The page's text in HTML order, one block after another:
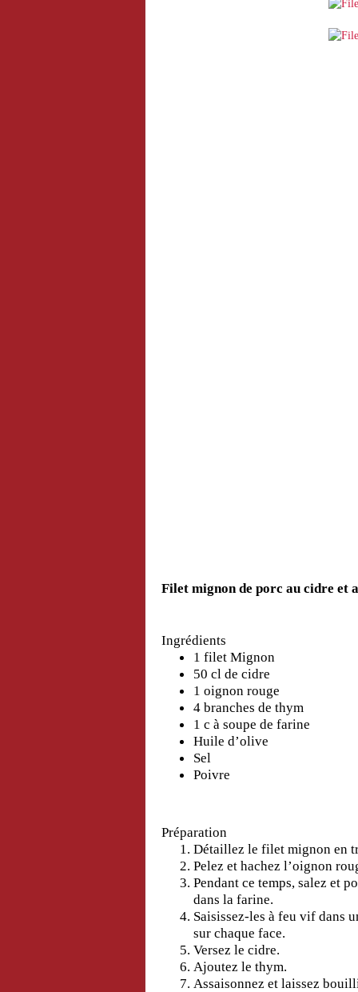
Filet mignon de porc au cidre et
Ingrédients
1 filet Mignon
50 cl de cidre
1 oignon rouge
4 branches de thym
1 c à soupe de farine
Huile d’olive
Sel
Poivre
Préparation
Détaillez le filet mignon en
Pelez et hachez l’oignon
Pendant ce temps, salez et
dans la farine.
Saisissez-les à feu vif dans
sur chaque face.
Versez le cidre.
Ajoutez le thym.
Assaisonnez et laissez